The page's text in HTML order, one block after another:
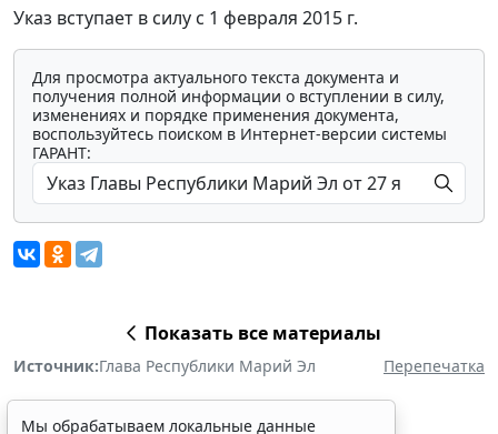
Указ вступает в силу с 1 февраля 2015 г.
Для просмотра актуального текста документа и
получения полной информации о вступлении в силу,
изменениях и порядке применения документа,
воспользуйтесь поиском в Интернет-версии системы
ГАРАНТ:
Показать все материалы
Источник:Глава Республики Марий Эл Перепечатка
Мы обрабатываем локальные данные